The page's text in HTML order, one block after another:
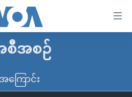
စီအစဉ်
အကြောင်း